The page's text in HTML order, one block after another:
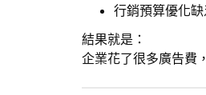
行銷預算優化
結果就是：
企業花了很多廣告費